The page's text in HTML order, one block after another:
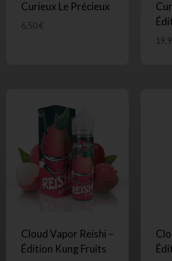
Curieux Le Précieux
6,50€
Cloud Vapor Reishi –
Édition Kung Fruits